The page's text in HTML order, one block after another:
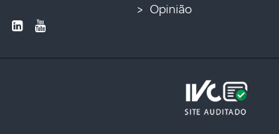
Opinião